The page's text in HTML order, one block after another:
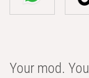
Your mod.